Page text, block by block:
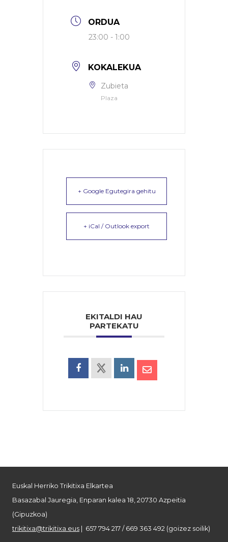
ORDUA
23:00 - 1:00
KOKALEKUA
Zubieta
Plaza
+ Google Egutegira gehitu
+ iCal / Outlook export
EKITALDI HAU
PARTEKATU
Euskal Herriko Trikitixa Elkartea
Basazabal Jauregia, Enparan kalea 18, 20730 Azpeitia
(Gipuzkoa)
trikitixa@trikitixa.eus | 657 794 217 / 669 363 492 (goizez soilik)